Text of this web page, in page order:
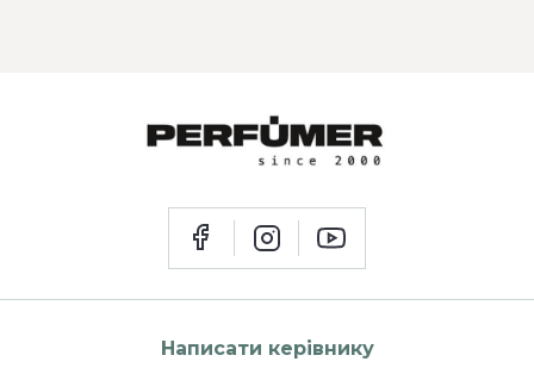
Написати керівнику